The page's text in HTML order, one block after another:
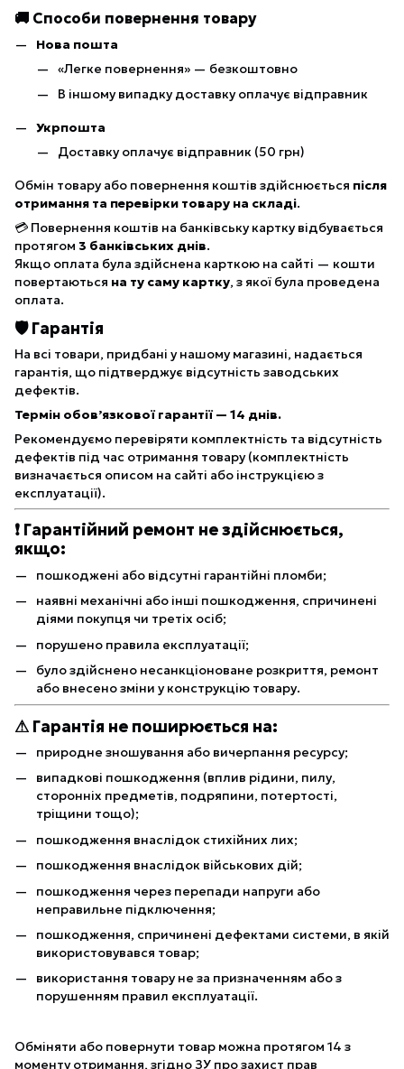
🚚 Способи повернення товару
Нова пошта
«Легке повернення» — безкоштовно
В іншому випадку доставку оплачує відправник
Укрпошта
Доставку оплачує відправник (50 грн)
Обмін товару або повернення коштів здійснюється після
отримання та перевірки товару на складі.
💳 Повернення коштів на банківську картку відбувається
протягом 3 банківських днів.
Якщо оплата була здійснена карткою на сайті — кошти
повертаються на ту саму картку, з якої була проведена
оплата.
🛡 Гарантія
На всі товари, придбані у нашому магазині, надається
гарантія, що підтверджує відсутність заводських
дефектів.
Термін обов’язкової гарантії — 14 днів.
Рекомендуємо перевіряти комплектність та відсутність
дефектів під час отримання товару (комплектність
визначається описом на сайті або інструкцією з
експлуатації).
❗ Гарантійний ремонт не здійснюється,
якщо:
пошкоджені або відсутні гарантійні пломби;
наявні механічні або інші пошкодження, спричинені
діями покупця чи третіх осіб;
порушено правила експлуатації;
було здійснено несанкціоноване розкриття, ремонт
або внесено зміни у конструкцію товару.
⚠ Гарантія не поширюється на:
природне зношування або вичерпання ресурсу;
випадкові пошкодження (вплив рідини, пилу,
сторонніх предметів, подряпини, потертості,
тріщини тощо);
пошкодження внаслідок стихійних лих;
пошкодження внаслідок військових дій;
пошкодження через перепади напруги або
неправильне підключення;
пошкодження, спричинені дефектами системи, в якій
використовувався товар;
використання товару не за призначенням або з
порушенням правил експлуатації.
Обміняти або повернути товар можна протягом 14 з
моменту отримання, згідно ЗУ про захист прав